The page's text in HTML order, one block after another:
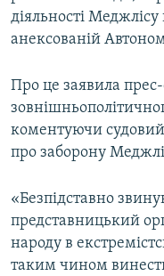
діяльності
анексованій
Про це заявила
коментуючи судовий
про заборону
«Безпідставно
представницький
народу в
таким чином